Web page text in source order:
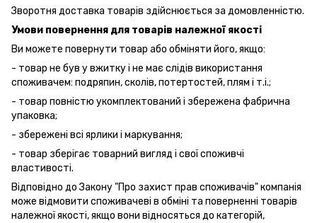
Зворотня доставка товарів здійснюється за домовленністю.
Умови повернення для товарів належної якості
Ви можете повернути товар або обміняти його, якщо:
- товар не був у вжитку і не має слідів використання
споживачем: подряпин, сколів, потертостей, плям і т.і.;
- товар повністю укомплектований і збережена фабрична
упаковка;
- збережені всі ярлики і маркування;
- товар зберігає товарний вигляд і свої споживчі
властивості.
Відповідно до Закону "Про захист прав споживачів" компанія
може відмовити споживачеві в обміні та поверненні товарів
належної якості, якщо вони відносяться до категорій,